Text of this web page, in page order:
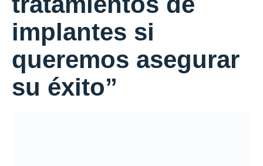
implantes si
queremos asegurar
su éxito”